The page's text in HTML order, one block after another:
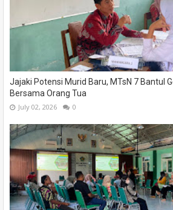
Jajaki Potensi Murid Baru, MTsN 7 Bantul
Bersama Orang Tua
July 02, 2026 0